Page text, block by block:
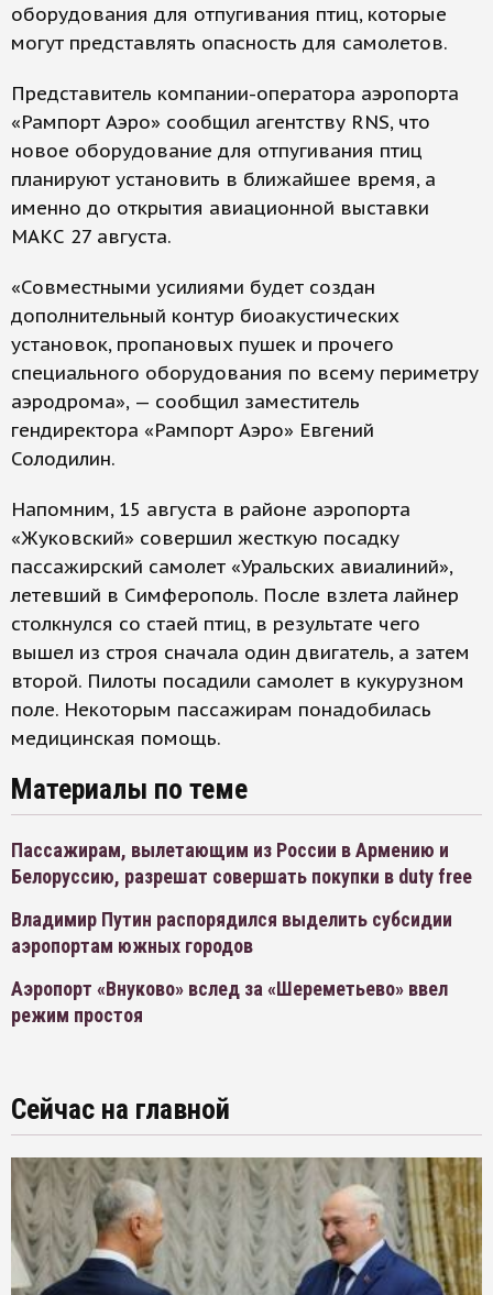
оборудования для отпугивания птиц, которые
могут представлять опасность для самолетов.
Представитель компании-оператора аэропорта
«Рампорт Аэро» сообщил агентству RNS, что
новое оборудование для отпугивания птиц
планируют установить в ближайшее время, а
именно до открытия авиационной выставки
МАКС 27 августа.
«Совместными усилиями будет создан
дополнительный контур биоакустических
установок, пропановых пушек и прочего
специального оборудования по всему периметру
аэродрома», — сообщил заместитель
гендиректора «Рампорт Аэро» Евгений
Солодилин.
Напомним, 15 августа в районе аэропорта
«Жуковский» совершил жесткую посадку
пассажирский самолет «Уральских авиалиний»,
летевший в Симферополь. После взлета лайнер
столкнулся со стаей птиц, в результате чего
вышел из строя сначала один двигатель, а затем
второй. Пилоты посадили самолет в кукурузном
поле. Некоторым пассажирам понадобилась
медицинская помощь.
Материалы по теме
Пассажирам, вылетающим из России в Армению и
Белоруссию, разрешат совершать покупки в duty free
Владимир Путин распорядился выделить субсидии
аэропортам южных городов
Аэропорт «Внуково» вслед за «Шереметьево» ввел
режим простоя
Сейчас на главной